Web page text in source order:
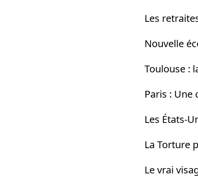
Les
Nouvelle
Toulouse :
Paris :
Les États-
La Torture
Le vrai